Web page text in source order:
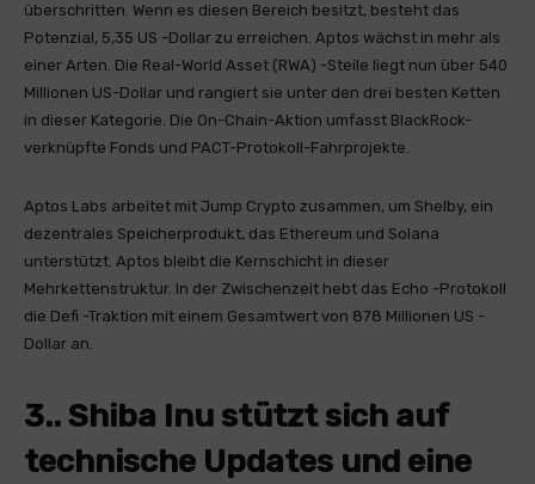
überschritten. Wenn es diesen Bereich besitzt, besteht das
Potenzial, 5,35 US -Dollar zu erreichen. Aptos wächst in mehr als
einer Arten. Die Real-World Asset (RWA) -Steile liegt nun über 540
Millionen US-Dollar und rangiert sie unter den drei besten Ketten
in dieser Kategorie. Die On-Chain-Aktion umfasst BlackRock-
verknüpfte Fonds und PACT-Protokoll-Fahrprojekte.
Aptos Labs arbeitet mit Jump Crypto zusammen, um Shelby, ein
dezentrales Speicherprodukt, das Ethereum und Solana
unterstützt. Aptos bleibt die Kernschicht in dieser
Mehrkettenstruktur. In der Zwischenzeit hebt das Echo -Protokoll
die Defi -Traktion mit einem Gesamtwert von 878 Millionen US -
Dollar an.
3.. Shiba Inu stützt sich auf
technische Updates und eine